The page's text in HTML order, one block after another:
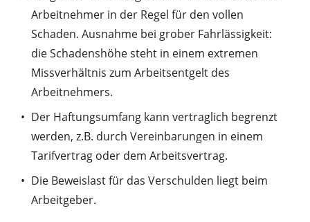
Arbeitnehmer in der Regel für den vollen
Schaden. Ausnahme bei grober Fahrlässigkeit:
die Schadenshöhe steht in einem extremen
Missverhältnis zum Arbeitsentgelt des
Arbeitnehmers.
Der Haftungsumfang kann vertraglich begrenzt
werden, z.B. durch Vereinbarungen in einem
Tarifvertrag oder dem Arbeitsvertrag.
Die Beweislast für das Verschulden liegt beim
Arbeitgeber.